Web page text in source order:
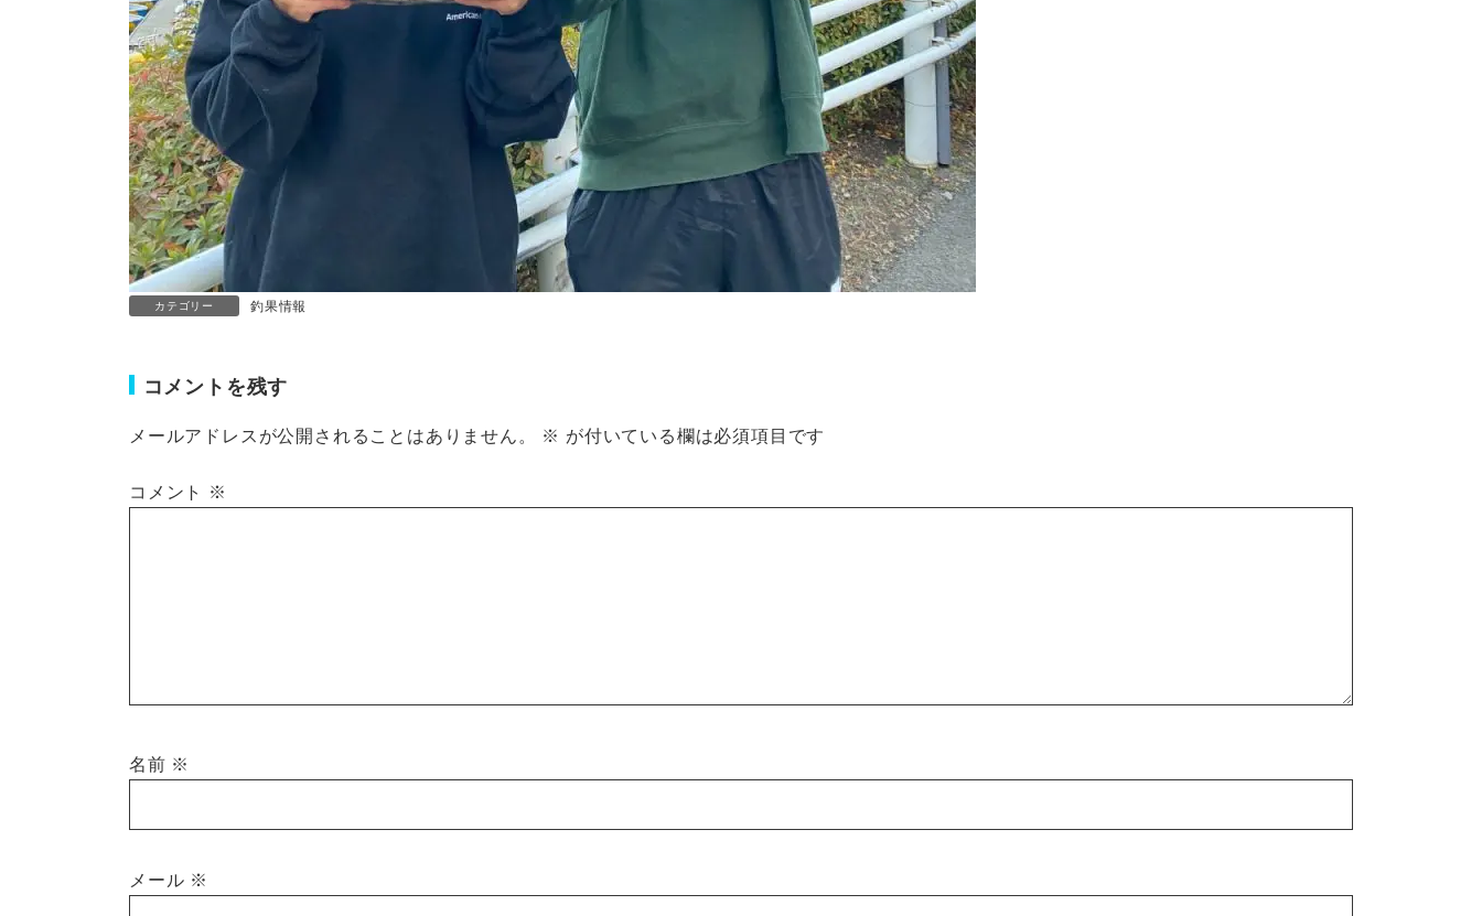
カテゴリー 釣果情報
コメントを残す
メールアドレスが公開されることはありません。 ※ が付いている欄は必須項目です
コメント ※
名前 ※
メール ※